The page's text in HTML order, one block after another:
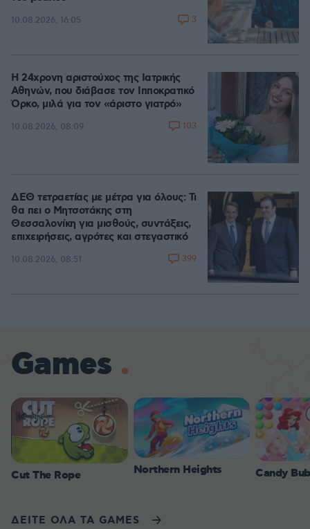
10.08.2026, 16:05 3
Η 24χρονη αριστούχος της Ιατρικής
Αθηνών, που διάβασε τον Ιπποκρατικό
Όρκο, μιλά για τον «άριστο γιατρό»
10.08.2026, 08:09 103
ΔΕΘ τετραετίας με μέτρα για όλους: Τι
θα πει ο Μητσοτάκης στη
Θεσσαλονίκη για μισθούς, συντάξεις,
επιχειρήσεις, αγρότες και στεγαστικό
10.08.2026, 08:51 399
Games
Cut The Rope Northern Heights Candy
ΔΕΙΤΕ ΟΛΑ ΤΑ GAMES